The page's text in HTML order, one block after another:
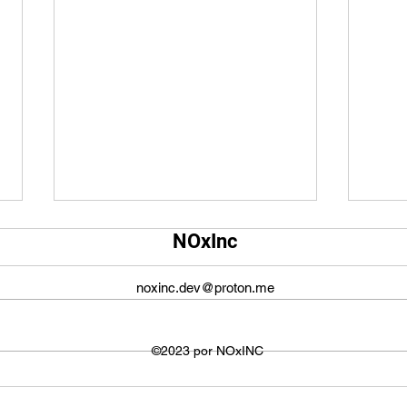
Qual é o tamanho da tela do
O tamanho da tela do YouTube
utilizada para visualizar os
O
de
NOxInc
noxinc.dev@proton.me
©2023 por NOxINC